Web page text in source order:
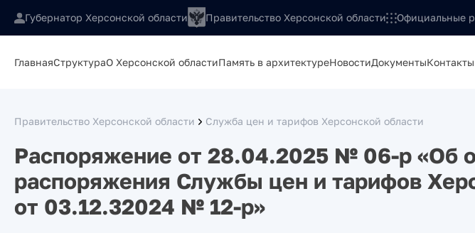
Губернатор Херсонской области Правительство Херсонской области Официальные
ГлавнаяСтруктураО Херсонской областиПамять в архитектуреНовостиДокументыКонтакты
Правительство Херсонской области Служба цен и тарифов Херсонской области
Распоряжение от 28.04.2025 № 06-р «Об
распоряжения Службы цен и тарифов
от 03.12.32024 № 12-р»